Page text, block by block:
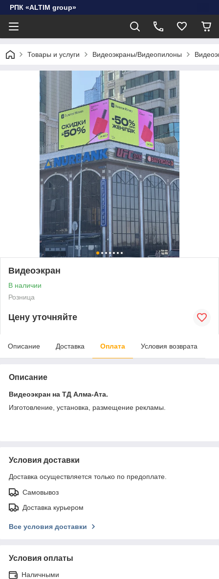
РПК «ALTIM group»
Товары и услуги Видеоэкраны/Видеопилоны
Видеоэкран
В наличии
Розница
Цену уточняйте
Описание Доставка Оплата Условия возврата
Описание
Видеоэкран на ТД Алма-Ата.
Изготовление, установка, размещение рекламы.
Условия доставки
Доставка осуществляется только по предоплате.
Самовывоз
Доставка курьером
Все условия доставки
Условия оплаты
Наличными